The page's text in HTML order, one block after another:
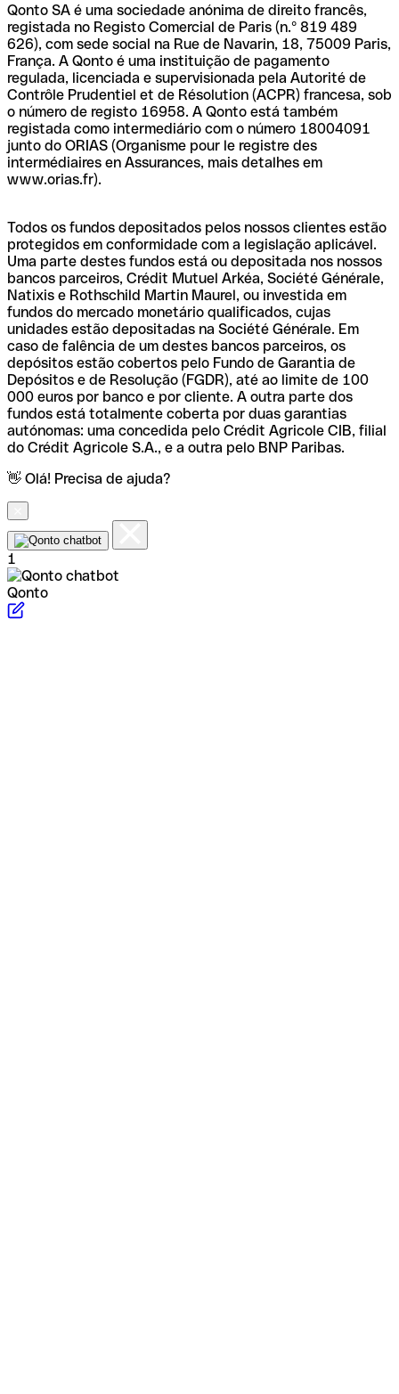
Qonto SA é uma sociedade anónima de direito francês,
registada no Registo Comercial de Paris (n.º 819 489
626), com sede social na Rue de Navarin, 18, 75009 Paris,
França. A Qonto é uma instituição de pagamento
regulada, licenciada e supervisionada pela Autorité de
Contrôle Prudentiel et de Résolution (ACPR) francesa, sob
o número de registo 16958. A Qonto está também
registada como intermediário com o número 18004091
junto do ORIAS (Organisme pour le registre des
intermédiaires en Assurances, mais detalhes em
www.orias.fr).
Todos os fundos depositados pelos nossos clientes estão
protegidos em conformidade com a legislação aplicável.
Uma parte destes fundos está ou depositada nos nossos
bancos parceiros, Crédit Mutuel Arkéa, Société Générale,
Natixis e Rothschild Martin Maurel, ou investida em
fundos do mercado monetário qualificados, cujas
unidades estão depositadas na Société Générale. Em
caso de falência de um destes bancos parceiros, os
depósitos estão cobertos pelo Fundo de Garantia de
Depósitos e de Resolução (FGDR), até ao limite de 100
000 euros por banco e por cliente. A outra parte dos
fundos está totalmente coberta por duas garantias
autónomas: uma concedida pelo Crédit Agricole CIB, filial
do Crédit Agricole S.A., e a outra pelo BNP Paribas.
👋 Olá! Precisa de ajuda?
1
Qonto